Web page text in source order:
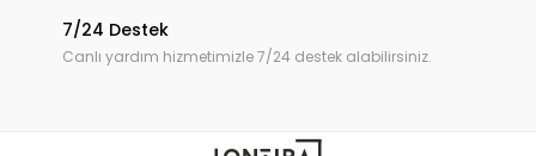
7/24 Destek
Canlı yardım hizmetimizle 7/24 destek alabilirsiniz.